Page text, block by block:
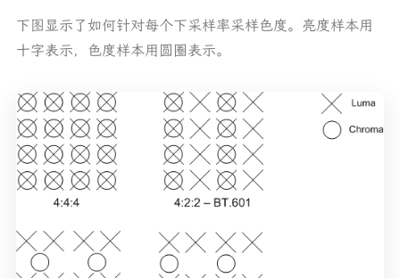
下图显示了如何针对每个下采样率采样色度。亮度样本用
十字表示，色度样本用圆圈表示。